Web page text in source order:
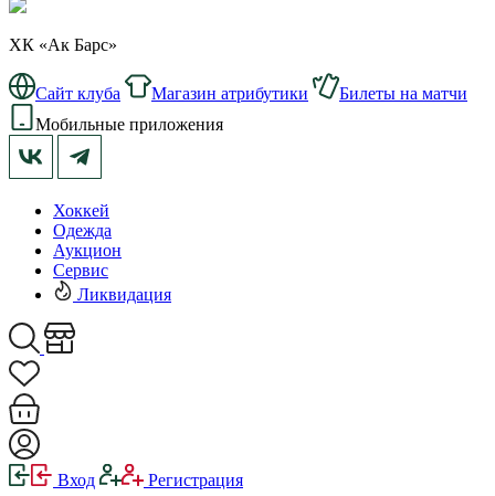
ХК «Ак Барс»
Сайт клуба Магазин атрибутики
Билеты на матчи
Мобильные приложения
Хоккей
Одежда
Аукцион
Сервис
Ликвидация
Вход Регистрация